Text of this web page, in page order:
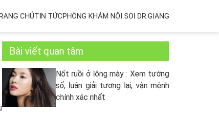
CHỦTIN TỨCPHÒNG KHÁM NỘI SOI DR.GIANG
Bài viết quan tâm
Nốt ruồi ở lông mày : Xem tướng
số, luận giải tương lại, vận mệnh
chính xác nhất